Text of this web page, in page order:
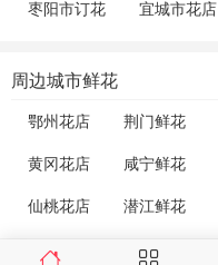
枣阳市订花 宜城市花店
周边城市鲜花
鄂州花店 荆门鲜花
黄冈花店 咸宁鲜花
仙桃花店 潜江鲜花